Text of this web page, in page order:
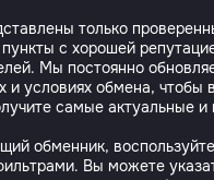
только
с хорошей
Мы постоянно
и условиях обмена, чтобы
самые актуальные и
обменник,
Вы можете